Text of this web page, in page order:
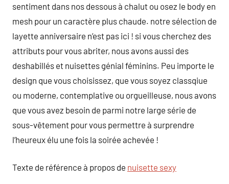
sentiment dans nos dessous à chalut ou osez le body en
mesh pour un caractère plus chaude. notre sélection de
layette anniversaire n’est pas ici ! si vous cherchez des
attributs pour vous abriter, nous avons aussi des
deshabillés et nuisettes génial féminins. Peu importe le
design que vous choisissez, que vous soyez classqiue
ou moderne, contemplative ou orgueilleuse, nous avons
que vous avez besoin de parmi notre large série de
sous-vêtement pour vous permettre à surprendre
l’heureux élu une fois la soirée achevée !
Texte de référence à propos de nuisette sexy